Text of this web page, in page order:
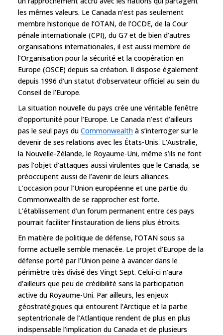
les mêmes valeurs. Le Canada n’est pas seulement
membre historique de l’OTAN, de l’OCDE, de la Cour
pénale internationale (CPI), du G7 et de bien d’autres
organisations internationales, il est aussi membre de
l’Organisation pour la sécurité et la coopération en
Europe (OSCE) depuis sa création. Il dispose également
depuis 1996 d’un statut d’observateur officiel au sein du
Conseil de l’Europe.
La situation nouvelle du pays crée une véritable fenêtre
d’opportunité pour l’Europe. Le Canada n’est d’ailleurs
pas le seul pays du Commonwealth à s’interroger sur le
devenir de ses relations avec les États-Unis. L’Australie,
la Nouvelle-Zélande, le Royaume-Uni, même s’ils ne font
pas l’objet d’attaques aussi virulentes que le Canada, se
préoccupent aussi de l’avenir de leurs alliances.
L’occasion pour l’Union européenne et une partie du
Commonwealth de se rapprocher est forte.
L’établissement d’un forum permanent entre ces pays
pourrait faciliter l’instauration de liens plus étroits.
En matière de politique de défense, l’OTAN sous sa
forme actuelle semble menacée. Le projet d’Europe de la
défense porté par l’Union peine à avancer dans le
périmètre très divisé des Vingt Sept. Celui-ci n’aura
d’ailleurs que peu de crédibilité sans la participation
active du Royaume-Uni. Par ailleurs, les enjeux
géostratégiques qui entourent l’Arctique et la partie
septentrionale de l’Atlantique rendent de plus en plus
indispensable l’implication du Canada et de plusieurs